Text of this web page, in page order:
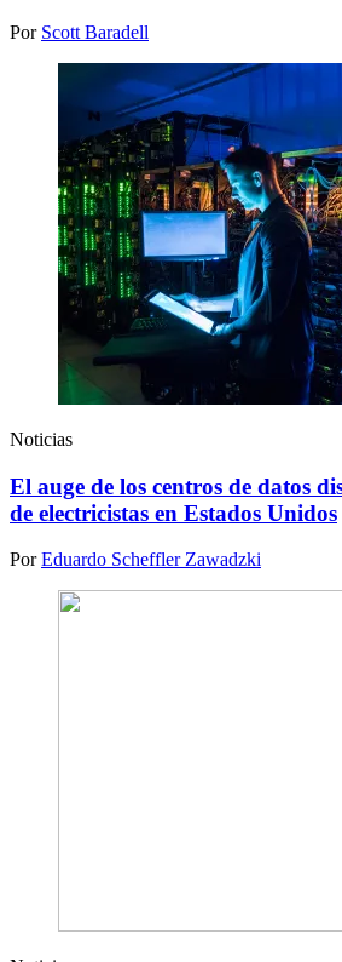
Por Scott Baradell
Noticias
El auge de los centros de datos
de electricistas en Estados Unidos
PorEduardo Scheffler Zawadzki